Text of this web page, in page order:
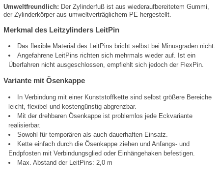
Umweltfreundlich: Der Zylinderfuß ist aus wiederaufbereitetem Gummi,
der Zylinderkörper aus umweltverträglichem PE hergestellt.
Merkmal des Leitzylinders LeitPin
Das flexible Material des LeitPins bricht selbst bei Minusgraden nicht.
Angefahrene LeitPins richten sich mehrmals wieder auf. Ist ein
Überfahren nicht ausgeschlossen, empfiehlt sich jedoch der FlexPin.
Variante mit Ösenkappe
In Verbindung mit einer Kunststoffkette sind selbst größere Bereiche
leicht, flexibel und kostengünstig abgrenzbar.
Mit der drehbaren Ösenkappe ist problemlos jede Eckvariante
realisierbar.
Sowohl für temporären als auch dauerhaften Einsatz.
Kette einfach durch die Ösenkappe ziehen und Anfangs- und
Endpfosten mit Verbindungsglied oder Einhängehaken befestigen.
Max. Abstand der LeitPins: 2,0 m